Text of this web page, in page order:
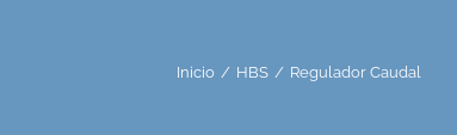
Inicio / HBS / Regulador Caudal